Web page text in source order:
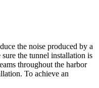
the noise produced by a
the tunnel installation is
throughout the harbor
To achieve an